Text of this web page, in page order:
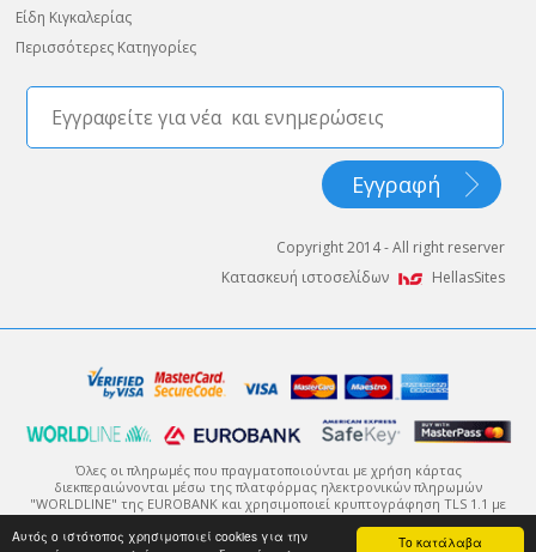
Το κατάλαβα
Αυτός ο ιστότοπος χρησιμοποιεί cookies για την
Είδη Κιγκαλερίας
Περισσότερες Κατηγορίες
Copyright 2014 - All right reserver
Κατασκευή ιστοσελίδων
HellasSites
Όλες οι πληρωμές που πραγματοποιούνται με χρήση κάρτας
διεκπεραιώνονται μέσω της πλατφόρμας ηλεκτρονικών πληρωμών
"WORLDLINE" της EUROBANK και χρησιμοποιεί κρυπτογράφηση TLS 1.1 με
πρωτόκολλο κρυπτογράφησης 128-bit (Secure Sockets Layer - SSL).
Η κρυπτογράφηση είναι ένας τρόπος κωδικοποίησης της πληροφορίας